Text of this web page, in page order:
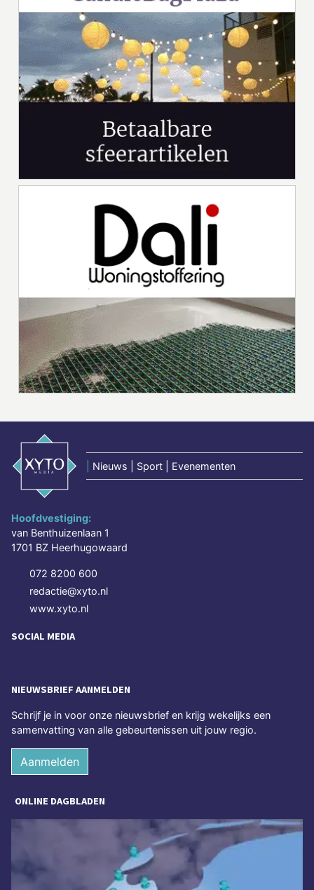
Nieuws | Sport | Evenementen
Hoofdvestiging:
van Benthuizenlaan 1
1701 BZ Heerhugowaard
072 8200 600
redactie@xyto.nl
www.xyto.nl
SOCIAL MEDIA
NIEUWSBRIEF AANMELDEN
Schrijf je in voor onze nieuwsbrief en krijg wekelijks een
samenvatting van alle gebeurtenissen uit jouw regio.
Aanmelden
ONLINE DAGBLADEN